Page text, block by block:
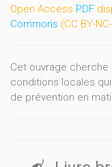
Open Access PDF
Commons (CC BY-
Cet ouvrage
conditions locales
de prévention en